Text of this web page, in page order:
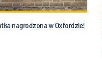
nagrodzona w Oxfordzie!